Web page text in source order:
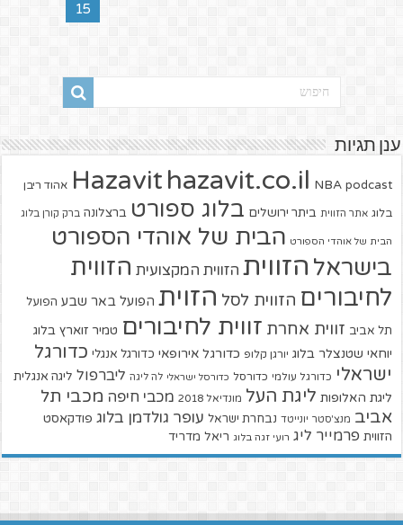
15
ענן תגיות
Hazavit hazavit.co.il NBA podcast אהוד ריבן
בלוג אתר הזווית ביתר ירושלים בלוג ספורט ברצלונה ברק קורן בלוג
הבית של אוהדי הספורט הבית של אוהדי הספורט
בישראל הזווית הזווית המקצועית הזווית
לחיבורים הזווית לסל הזוית הפועל באר שבע הפועל
תל אביב זווית אחרת זווית לחיבורים טמיר זוארץ בלוג
יוחאי שטנצלר בלוג יורגן קלופ כדורגל אירופאי כדורגל אנגלי כדורגל
ישראלי כדורגל עולמי כדורסל כדורסל ישראלי לה ליגה ליברפול ליגה אנגלית
ליגת האלופות ליגת העל מונדיאל 2018 מכבי חיפה מכבי תל
אביב מנצ'סטר יונייטד נבחרת ישראל עופר גולדמן בלוג פודקאסט
הזווית פרמייר ליג רועי זגה בלוג ריאל מדריד